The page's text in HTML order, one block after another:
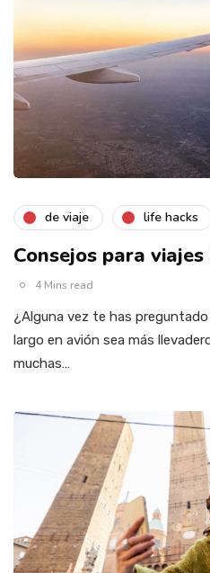
de viaje life hacks
Consejos para
4 Mins read
¿Alguna vez te has
largo en avión sea más
muchas…